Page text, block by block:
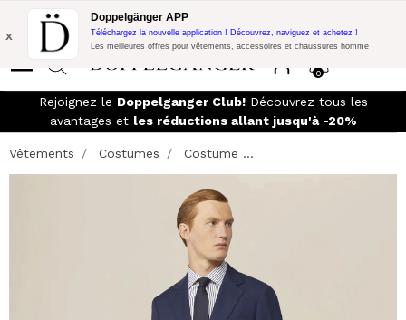
Promo Flash: 10% de réduction supplémentaire sur 300€ d'achat
avec le code:
0
x
Doppelgänger APP
Téléchargez la nouvelle application ! Découvrez, naviguez et achetez !
Les meilleures offres pour vêtements, accessoires et chaussures homme
Rejoignez le Doppelganger Club!Découvrez tous les
avantages et les réductions allant jusqu'à -20%
Vêtements Costumes Costume ...